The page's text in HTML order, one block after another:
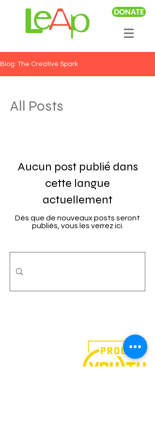
DONATE
Blog: The Creative Spark
All Posts
Aucun post publié dans
cette langue
actuellement
Dès que de nouveaux posts seront
publiés, vous les verrez ici.